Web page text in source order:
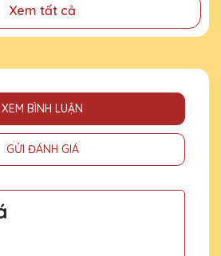
Xem tất cả
XEM BÌNH LUẬN
GỬI ĐÁNH GIÁ